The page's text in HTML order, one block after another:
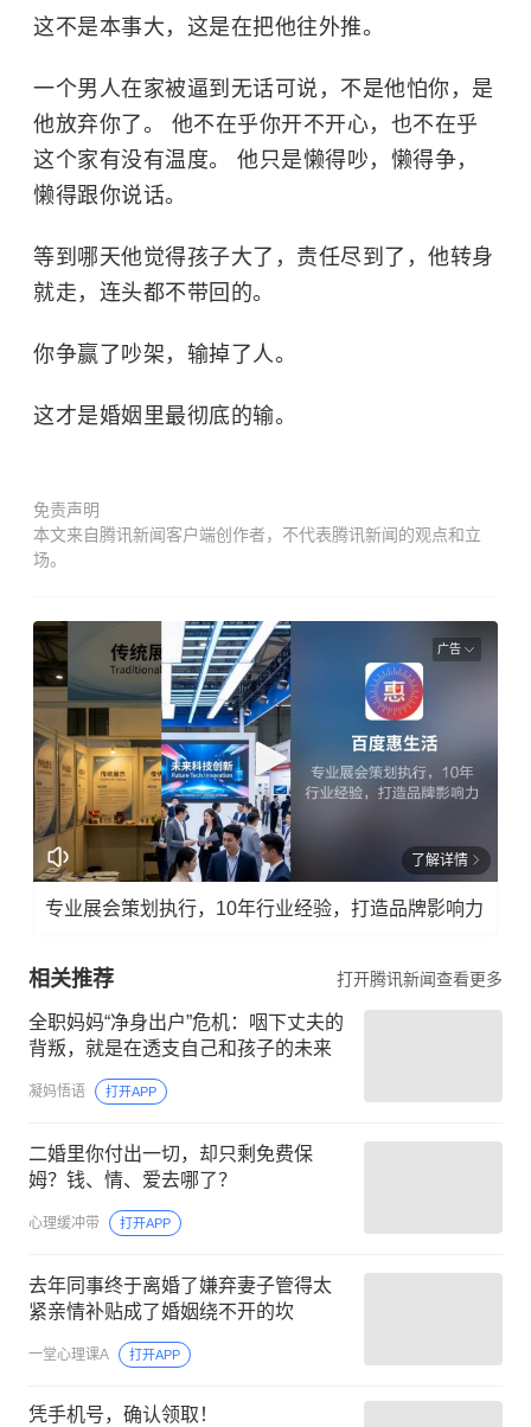
这不是本事大，这是在把他往外推。
一个男人在家被逼到无话可说，不是他怕你，是
他放弃你了。 他不在乎你开不开心，也不在乎
这个家有没有温度。 他只是懒得吵，懒得争，
懒得跟你说话。
等到哪天他觉得孩子大了，责任尽到了，他转身
就走，连头都不带回的。
你争赢了吵架，输掉了人。
这才是婚姻里最彻底的输。
免责声明
本文来自腾讯新闻客户端创作者，不代表腾讯新闻的观点和立
场。
广告
了解详情
专业展会策划执行，10年行业经验，打造品牌影响力
相关推荐 打开腾讯新闻查看更多
全职妈妈“净身出户”危机：咽下丈夫的
背叛，就是在透支自己和孩子的未来
凝妈悟语 打开APP
二婚里你付出一切，却只剩免费保
姆？钱、情、爱去哪了？
心理缓冲带 打开APP
去年同事终于离婚了嫌弃妻子管得太
紧亲情补贴成了婚姻绕不开的坎
一堂心理课A 打开APP
凭手机号，确认领取！